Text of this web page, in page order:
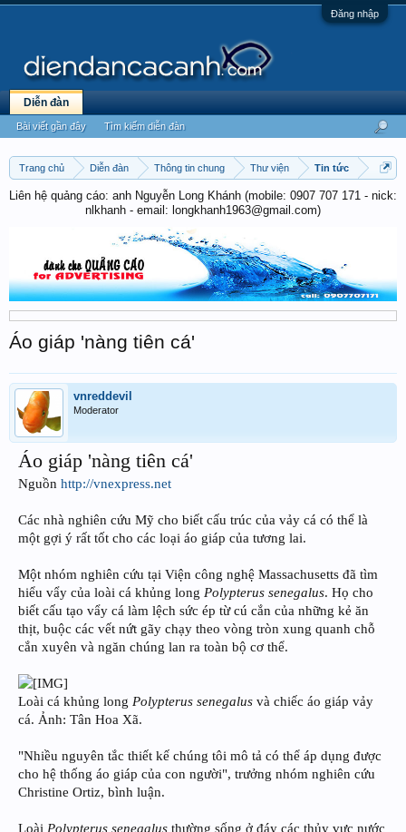
Đăng nhập
Trang chủ Diễn đàn Thông tin chung Thư viện Tin tức
Liên hệ quảng cáo: anh Nguyễn Long Khánh (mobile: 0907 707 171 - nick:
nlkhanh - email: longkhanh1963@gmail.com)
Áo giáp 'nàng tiên cá'
vnreddevil
Moderator
Áo giáp 'nàng tiên cá'
Nguồn http://vnexpress.net
Các nhà nghiên cứu Mỹ cho biết cấu trúc của vảy cá có thể là
một gợi ý rất tốt cho các loại áo giáp của tương lai.
Một nhóm nghiên cứu tại Viện công nghệ Massachusetts đã tìm
hiểu vẩy của loài cá khủng long Polypterus senegalus. Họ cho
biết cấu tạo vẩy cá làm lệch sức ép từ cú cắn của những kẻ ăn
thịt, buộc các vết nứt gãy chạy theo vòng tròn xung quanh chỗ
cắn xuyên và ngăn chúng lan ra toàn bộ cơ thể.
Loài cá khủng long Polypterus senegalus và chiếc áo giáp vảy
cá. Ảnh: Tân Hoa Xã.
"Nhiều nguyên tắc thiết kế chúng tôi mô tả có thể áp dụng được
cho hệ thống áo giáp của con người", trưởng nhóm nghiên cứu
Christine Ortiz, bình luận.
Loài Polypterus senegalus thường sống ở đáy các thủy vực nước
Diễn đàn
Bài viết gần đây Tìm kiếm diễn đàn